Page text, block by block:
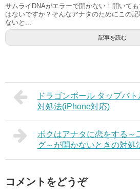
サムライDNAがエラーで開かない！開いて
はないですか？そんなアナタのためにこの
ないと...
記事を読む
ドラゴンボール タップバ
対処法(iPhone対応)
ボクはアナタに恋をする～
グ～が開かないときの対処
コメントをどうぞ